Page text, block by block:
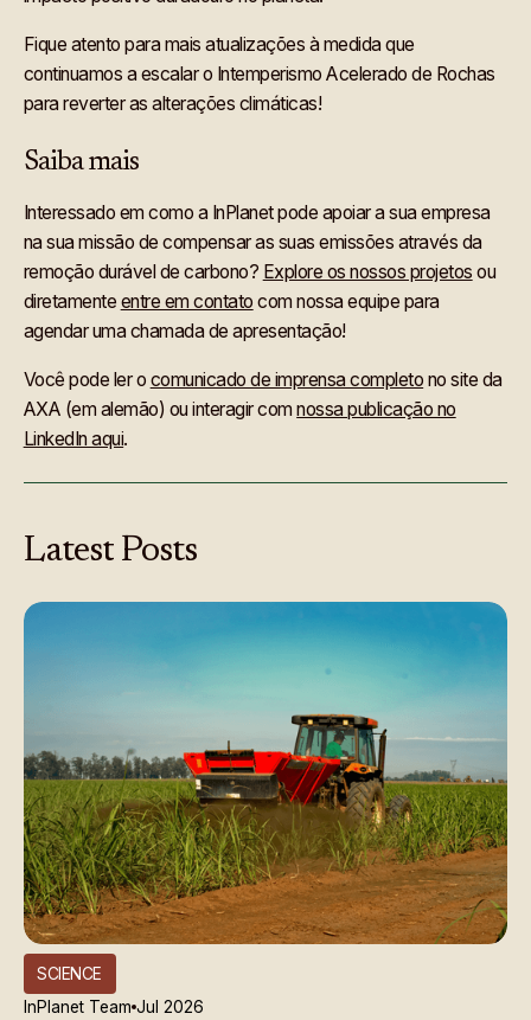
Fique atento para mais atualizações à medida que
continuamos a escalar o Intemperismo Acelerado de Rochas
para reverter as alterações climáticas!
Saiba mais
Interessado em como a InPlanet pode apoiar a sua empresa
na sua missão de compensar as suas emissões através da
remoção durável de carbono? Explore os nossos projetos ou
diretamente entre em contato com nossa equipe para
agendar uma chamada de apresentação!
Você pode ler o comunicado de imprensa completo no site da
AXA (em alemão) ou interagir comnossa publicação no
LinkedIn aqui.
Latest Posts
SCIENCE
InPlanet Team Jul 2026